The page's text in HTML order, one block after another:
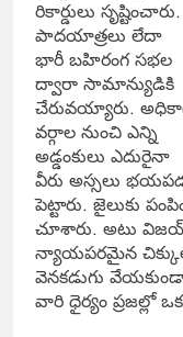
రికార్డులు సృష్టించారు.
పాదయాత్రలు లేదా
భారీ బహిరంగ సభల
ద్వారా సామాన్యుడికి
చేరువయ్యారు.
వర్గాల నుంచి ఎన్ని
అడ్డంకులు ఎదురైనా
వీరు అస్సలు
పెట్టారు. జైలుకు
చూశారు. అటు
న్యాయపరమైన
వెనకడుగు
వారి ధైర్యం ప్రజల్లో